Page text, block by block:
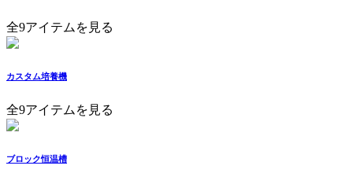
全9アイテムを見る
カスタム培養機
全9アイテムを見る
ブロック恒温槽